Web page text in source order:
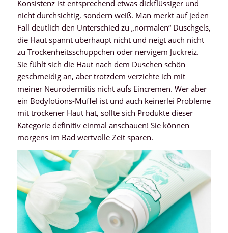
Konsistenz ist entsprechend etwas dickflüssiger und
nicht durchsichtig, sondern weiß. Man merkt auf jeden
Fall deutlich den Unterschied zu „normalen“ Duschgels,
die Haut spannt überhaupt nicht und neigt auch nicht
zu Trockenheitsschüppchen oder nervigem Juckreiz.
Sie fühlt sich die Haut nach dem Duschen schön
geschmeidig an, aber trotzdem verzichte ich mit
meiner Neurodermitis nicht aufs Eincremen. Wer aber
ein Bodylotions-Muffel ist und auch keinerlei Probleme
mit trockener Haut hat, sollte sich Produkte dieser
Kategorie definitiv einmal anschauen! Sie können
morgens im Bad wertvolle Zeit sparen.